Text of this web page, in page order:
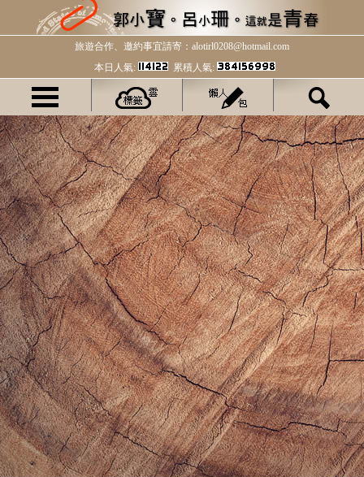
旅遊合作、邀約事宜請寄：alotirl0208@hotmail.com
本日人氣:
累積人氣: